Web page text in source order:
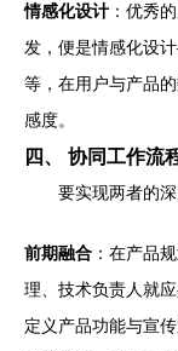
情感化设计 ：优秀
发，便是情感化设
等，在用户与产品
感度。
四、 协同工作流
要实现两者的
前期融合 ：在产品
理、技术负责人就
定义产品功能与宣传